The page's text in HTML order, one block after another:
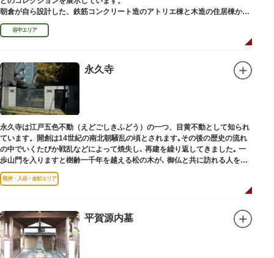
朝倉が自ら設計した、鉄筋コンクリート造のアトリエ棟と木造の住居棟から
なる建物は、異なる素材が違和感なく調和しています。広く門戸を開放し弟
子を育成した「朝倉彫塑塾」の教育の場としても使われました。巨石と樹木
が濃密な空間を作り出す「五典の池」を中心とした中庭、日本における屋上
この建物に色濃く反映されています。
彫刻作品や芸術品を鑑賞する美術館という側面だけでなく、庭園や建築の価
値も感じられる施設です。朝倉の芸術思想の特質である自然観を表す庭園
は、その芸術上・観賞上の価値が評価され、敷地全体が「旧朝倉文夫氏庭
園」として国の名勝に指定されています。
谷中エリア
永久寺
永久寺は江戸五色不動（えどごしきふどう）の一つ、目黄不動として知られ
ています。開創は14世紀の南北朝騒乱の頃とされます｡その後の歴史の流れ
の中でいくたびか戦乱などによって焼失し､ 再建を繰り返してきました｡ 一
歩山門を入りますと樹齢一千年を越える松の木が､ 御仏と共に訪れる人を静
かに迎えています｡
根岸・入谷・金杉エリア
平賀源内墓